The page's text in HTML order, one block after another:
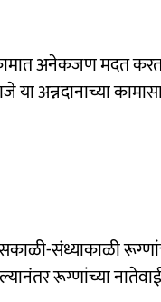
कामात अनेकजण मदत
या अन्नदानाच्या
संध्याकाळी
रूग्णांच्या